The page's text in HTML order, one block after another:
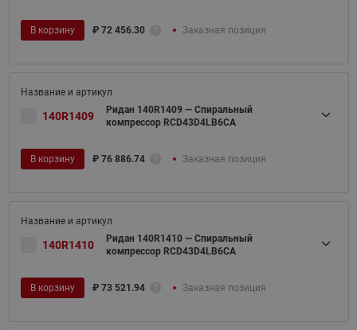
В корзину ₽ 72 456.30 Заказная позиция
140R1409
Ридан 140R1409 — Спиральный
компрессор RCD43D4LB6CA
В корзину ₽ 76 886.74 Заказная позиция
140R1410
Ридан 140R1410 — Спиральный
компрессор RCD43D4LB6CA
В корзину ₽ 73 521.94 Заказная позиция